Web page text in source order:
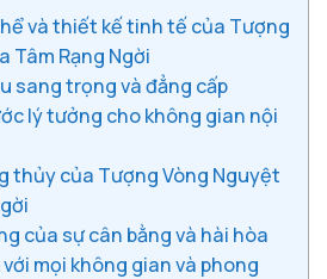
và thiết kế tinh tế của Tượng
Tâm Rạng Ngời
sang trọng và đẳng cấp
lý tưởng cho không gian nội
thủy của Tượng Vòng Nguyệt
của sự cân bằng và hài hòa
với mọi không gian và phong